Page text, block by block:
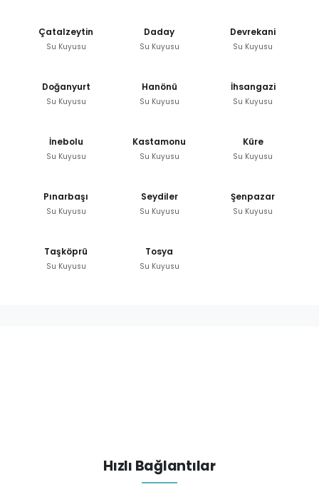
Çatalzeytin
Su Kuyusu
Daday
Su Kuyusu
Devrekani
Su Kuyusu
Doğanyurt
Su Kuyusu
Hanönü
Su Kuyusu
İhsangazi
Su Kuyusu
İnebolu
Su Kuyusu
Kastamonu
Su Kuyusu
Küre
Su Kuyusu
Pınarbaşı
Su Kuyusu
Seydiler
Su Kuyusu
Şenpazar
Su Kuyusu
Taşköprü
Su Kuyusu
Tosya
Su Kuyusu
Hızlı Bağlantılar